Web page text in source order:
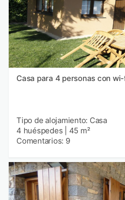
Casa para 4 personas con
Tipo de alojamiento: Casa
4 huéspedes
45 m²
Comentarios: 9